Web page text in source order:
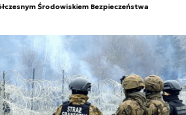
Środowiskiem Bezpieczeństwa